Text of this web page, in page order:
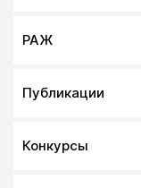
РАЖ
Публикации
Конкурсы